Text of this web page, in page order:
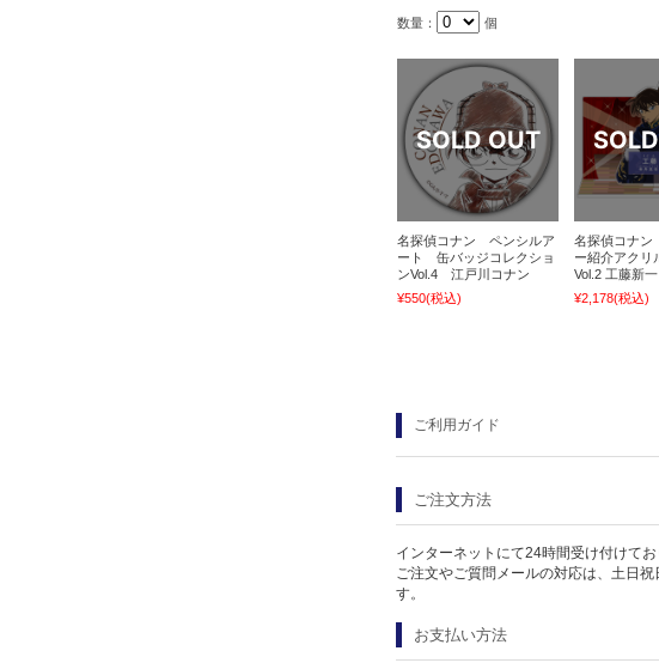
数量： 個
名探偵コナン ペンシルア
ート 缶バッジコレクショ
ンVol.4 江戸川コナン
¥550(税込)
名探偵コナ
ー紹介アクリ
Vol.2 工藤新一
¥2,178(税込)
ご利用ガイド
ご注文方法
インターネットにて24時間受け付けてお
ご注文やご質問メールの対応は、土日
す。
お支払い方法